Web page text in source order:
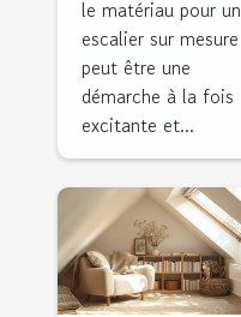
design et le
matériau de
votre
escalier sur
mesure
le matériau pour un
escalier sur mesure
peut être une
démarche à la fois
excitante et...